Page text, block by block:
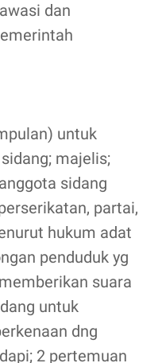
dan
untuk
majelis;
sidang
partai,
hukum adat
penduduk yg
suara
untuk
dng
2 pertemuan